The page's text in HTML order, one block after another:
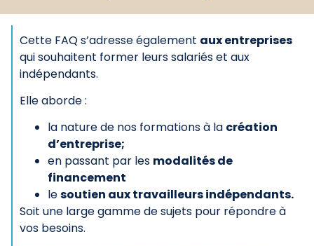
Cette FAQ s’adresse également aux entreprises
qui souhaitent former leurs salariés et aux
indépendants.
Elle aborde :
la nature de nos formations à la création
d’entreprise;
en passant par les modalités de
financement
lesoutien aux travailleurs indépendants.
Soit une large gamme de sujets pour répondre à
vos besoins.